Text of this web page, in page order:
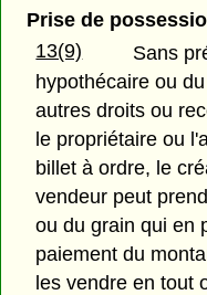
Prise de
13(9)
Sans
hypothécaire ou
autres droits ou
le propriétaire ou
billet à ordre, le
vendeur peut
ou du grain qui en
paiement du
les vendre en tout